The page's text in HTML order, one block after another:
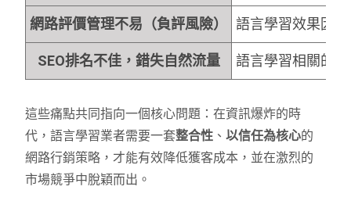
網路評價管理不易（負評風險） 語言學習效果因
SEO排名不佳，錯失自然流量 語言學習相關的
這些痛點共同指向一個核心問題：在資訊爆炸的時
代，語言學習業者需要一套整合性 、以信任為核心的
網路行銷策略，才能有效降低獲客成本，並在激烈的
市場競爭中脫穎而出。